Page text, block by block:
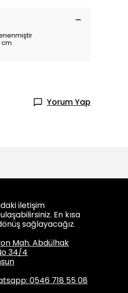
cm
Yorum Yap
iletişim
En kısa
sağlayacağız.
Mah. Abdülhak
34/4
0546 718 55 08